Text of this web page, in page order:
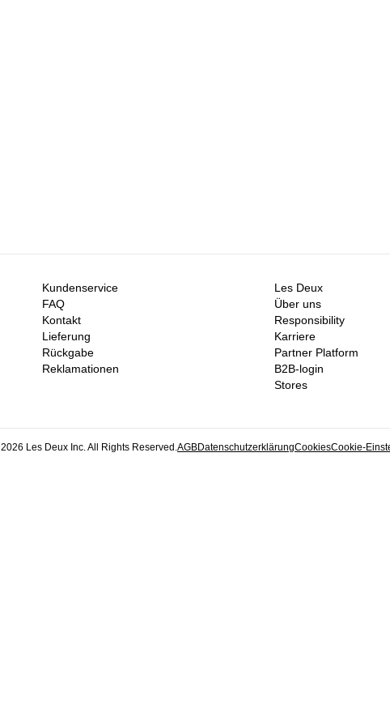
Kundenservice
FAQ
Kontakt
Lieferung
Rückgabe
Reklamationen
Les Deux
Über uns
Responsibility
Karriere
Partner Platform
B2B-login
Stores
2026 Les Deux Inc. All Rights Reserved.AGBDatenschutzerklärungCookiesCookie-